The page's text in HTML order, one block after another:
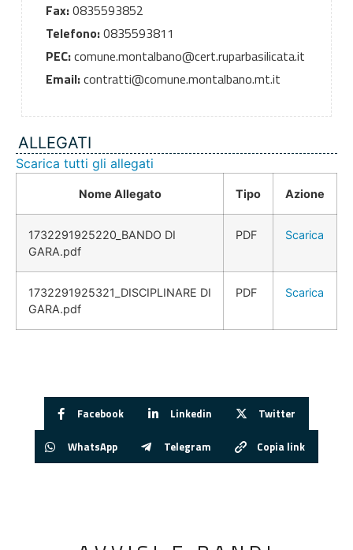
Fax:0835593852
Telefono:0835593811
PEC:comune.montalbano@cert.ruparbasilicata.it
Email:contratti@comune.montalbano.mt.it
ALLEGATI
Scarica tutti gli allegati
Nome Allegato Tipo Azione
1732291925220_BANDO DI
GARA.pdf
PDF Scarica
1732291925321_DISCIPLINARE DI
GARA.pdf
PDF Scarica
Facebook Linkedin Twitter
WhatsApp Telegram Copia link